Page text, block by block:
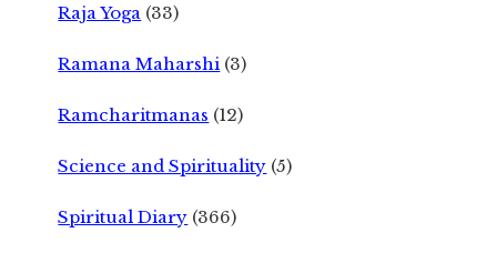
Raja Yoga (33)
Ramana Maharshi (3)
Ramcharitmanas (12)
Science and Spirituality (5)
Spiritual Diary (366)